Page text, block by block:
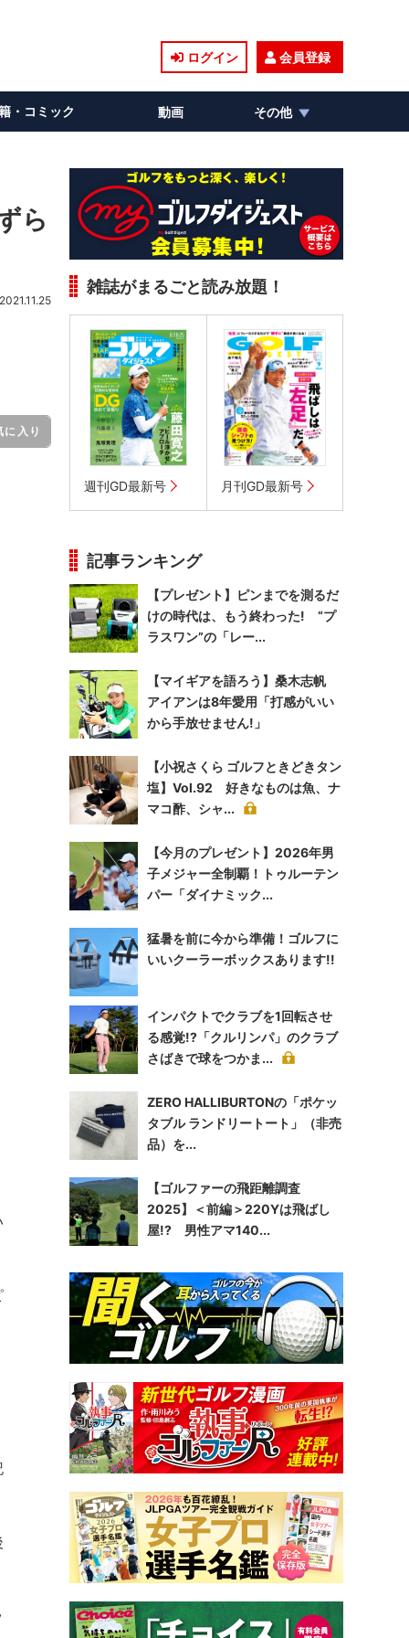
ログイン 会員登録
・コミック 動画 その他
ら
2021.11.25
に入り
雑誌がまるごと読み放題！
週刊GD最新号 月刊GD最新号
記事ランキング
【プレゼント】ピンまでを測るだ
けの時代は、もう終わった! “プ
ラスワン”の「レー...
【マイギアを語ろう】桑木志帆
アイアンは8年愛用「打感がいい
から手放せません!」
【小祝さくら ゴルフときどきタン
塩】Vol.92 好きなものは魚、ナ
マコ酢、シャ...
【今月のプレゼント】2026年男
子メジャー全制覇！トゥルーテン
パー「ダイナミック...
猛暑を前に今から準備！ゴルフに
いいクーラーボックスあります!!
インパクトでクラブを1回転させ
る感覚!?「クルリンパ」のクラブ
さばきで球をつかま...
ZERO HALLIBURTONの「ポケッ
タブル ランドリートート」（非売
品）を...
【ゴルファーの飛距離調査
2025】＜前編＞220Yは飛ばし
屋!? 男性アマ140...